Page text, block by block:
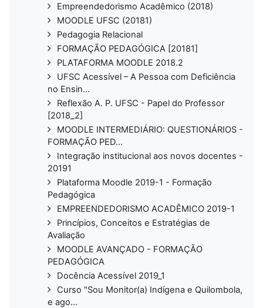
Empreendedorismo Acadêmico (2018)
MOODLE UFSC (20181)
Pedagogia Relacional
FORMAÇÃO PEDAGÓGICA [20181]
PLATAFORMA MOODLE 2018.2
UFSC Acessível – A Pessoa com Deficiência
no Ensin...
Reflexão A. P. UFSC - Papel do Professor
[2018_2]
MOODLE INTERMEDIÁRIO: QUESTIONÁRIOS -
FORMAÇÃO PED...
Integração institucional aos novos docentes -
20191
Plataforma Moodle 2019-1 - Formação
Pedagógica
EMPREENDEDORISMO ACADÊMICO 2019-1
Princípios, Conceitos e Estratégias de
Avaliação
MOODLE AVANÇADO - FORMAÇÃO
PEDAGÓGICA
Docência Acessível 2019_1
Curso "Sou Monitor(a) Indígena e Quilombola,
e ago...